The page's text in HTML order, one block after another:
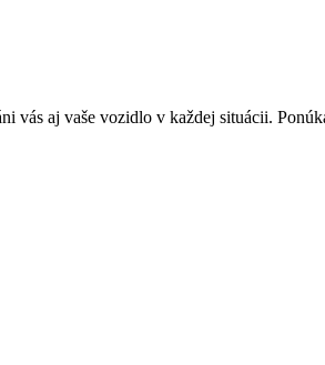
vás aj vaše vozidlo v každej situácii.